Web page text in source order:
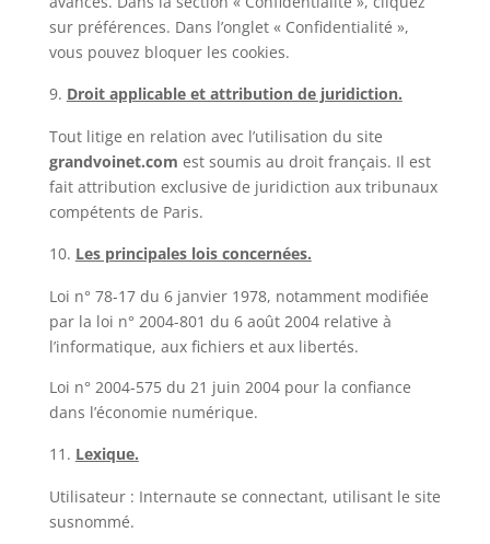
sur préférences. Dans l’onglet « Confidentialité »,
vous pouvez bloquer les cookies.
Droit applicable et attribution de juridiction.
Tout litige en relation avec l’utilisation du site
grandvoinet.com est soumis au droit français. Il est
fait attribution exclusive de juridiction aux tribunaux
compétents de Paris.
Les principales lois concernées.
Loi n° 78-17 du 6 janvier 1978, notamment modifiée
par la loi n° 2004-801 du 6 août 2004 relative à
l’informatique, aux fichiers et aux libertés.
Loi n° 2004-575 du 21 juin 2004 pour la confiance
dans l’économie numérique.
Lexique.
Utilisateur : Internaute se connectant, utilisant le site
susnommé.